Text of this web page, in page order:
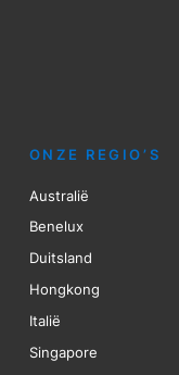
ONZE REGIO’S
Australië
Benelux
Duitsland
Hongkong
Italië
Singapore